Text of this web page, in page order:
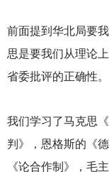
前面提到华北局要
思是要我们从理论
省委批评的正确性。
我们学习了马克思
判》，恩格斯的《
《论合作制》，毛